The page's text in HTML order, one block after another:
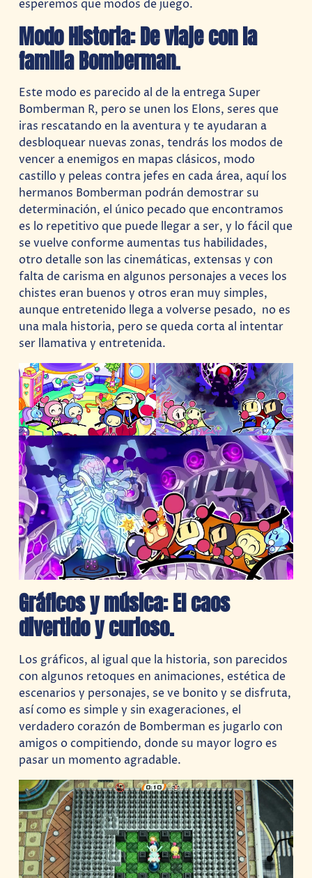
esperemos que modos de juego.
Modo Historia: De viaje con la
familia Bomberman.
Este modo es parecido al de la entrega Super
Bomberman R, pero se unen los Elons, seres que
iras rescatando en la aventura y te ayudaran a
desbloquear nuevas zonas, tendrás los modos de
vencer a enemigos en mapas clásicos, modo
castillo y peleas contra jefes en cada área, aquí los
hermanos Bomberman podrán demostrar su
determinación, el único pecado que encontramos
es lo repetitivo que puede llegar a ser, y lo fácil que
se vuelve conforme aumentas tus habilidades,
otro detalle son las cinemáticas, extensas y con
falta de carisma en algunos personajes a veces los
chistes eran buenos y otros eran muy simples,
aunque entretenido llega a volverse pesado, no es
una mala historia, pero se queda corta al intentar
ser llamativa y entretenida.
Gráficos y música: El caos
divertido y curioso.
Los gráficos, al igual que la historia, son parecidos
con algunos retoques en animaciones, estética de
escenarios y personajes, se ve bonito y se disfruta,
así como es simple y sin exageraciones, el
verdadero corazón de Bomberman es jugarlo con
amigos o compitiendo, donde su mayor logro es
pasar un momento agradable.